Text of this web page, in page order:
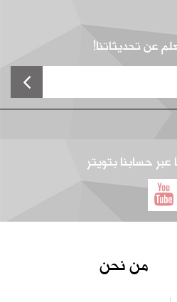
عن تحديثاتنا!
عبر حسابنا بتويتر
من نحن